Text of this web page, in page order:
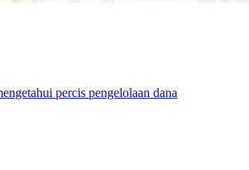
percis pengelolaan dana